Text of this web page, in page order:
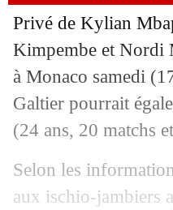
Privé de Kylian
Kimpembe et Nordi
à Monaco samedi
Galtier pourrait
(24 ans, 20 matchs
Selon les
aux ischio-jambiers
10/02 Chelsea :
10/02 Barça: Alba
10/02 FFF: l'audit
10/02 Chelsea: